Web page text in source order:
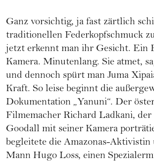
Ganz vorsichtig, ja fast zärtlich
traditionellen Federkopfschmuck
jetzt erkennt man ihr Gesicht. Ein
Kamera. Minutenlang. Sie atmet,
und dennoch spürt man Juma
Kraft. So leise beginnt die
Dokumentation „Yanuni“. Der
Filmemacher Richard Ladkani, der
Goodall mit seiner Kamera
begleitete die Amazonas-Aktivistin
Mann Hugo Loss, einen